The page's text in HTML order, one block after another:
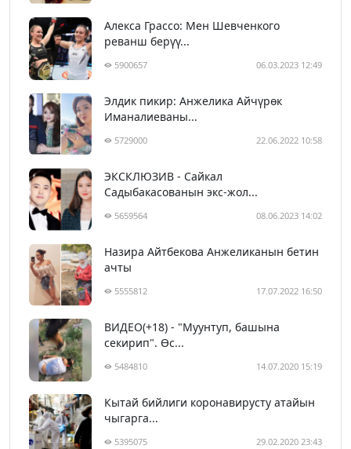
Алекса Грассо: Мен Шевченкого
реванш берүү...
5900657 06.03.2023 12:49
Элдик пикир: Анжелика Айчүрөк
Иманалиеваны...
5729000 22.06.2022 10:58
ЭКСКЛЮЗИВ - Сайкал
Садыбакасованын экс-жол...
5659564 08.06.2023 14:02
Назира Айтбекова Анжеликанын бетин
ачты
5555812 17.07.2022 16:50
ВИДЕО(+18) - "Муунтуп, башына
секирип". Өс...
5484810 14.07.2020 15:19
Кытай бийлиги коронавирусту атайын
чыгарга...
5395075 29.02.2020 23:43